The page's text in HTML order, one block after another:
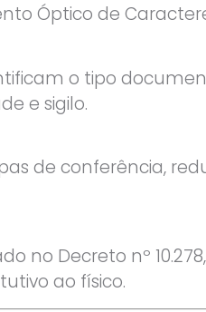
Óptico de
o tipo
e sigilo.
de conferência,
no Decreto nº
ao físico.‌